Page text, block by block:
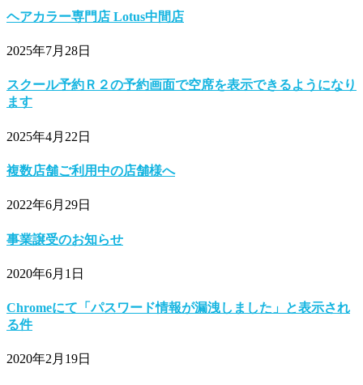
ヘアカラー専門店 Lotus中間店
2025年7月28日
スクール予約Ｒ２の予約画面で空席を表示できるようになり
ます
2025年4月22日
複数店舗ご利用中の店舗様へ
2022年6月29日
事業譲受のお知らせ
2020年6月1日
Chromeにて「パスワード情報が漏洩しました」と表示され
る件
2020年2月19日